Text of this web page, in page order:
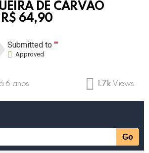
DE CARVÃO
R$ 64,90
Submitted to""
Approved
6 anos 1.7k Views